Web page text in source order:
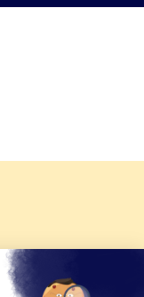
2026 de KTO